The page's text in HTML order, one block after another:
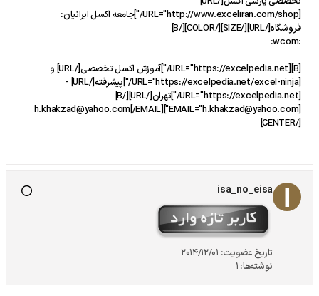
[URL="http://www.exceliran.com/shop/"]جامعه اكسل ايرانيان:
فروشگاه[/URL][/SIZE][/COLOR][/B]
:wcom:
[B][URL="https://excelpedia.net/"]آموزش اکسل تخصصی[/URL] و
[URL="https://excelpedia.net/excel-ninja/"]پیشرفته[/URL] -
[URL="https://excelpedia.net/"]تهران[/URL][/B]
[EMAIL="h.khakzad@yahoo.com"]h.khakzad@yahoo.com[/EMAIL]
[/CENTER]
isa_no_eisa
تاریخ عضویت: 2014/12/01
نوشته‌ها: 1